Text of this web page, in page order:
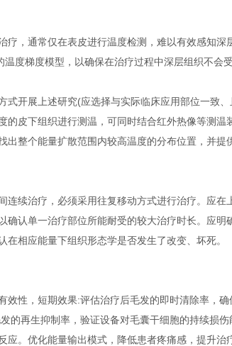
疗，通常仅在表皮进行温度检测，难以有效感知
度梯度模型，以确保在治疗过程中深层组织不会
式开展上述研究(应选择与实际临床应用部位一致
的皮下组织进行测温，可同时结合红外热像等测
出整个能量扩散范围内较高温度的分布位置，并提
连续治疗，必须采用往复移动方式进行治疗。应
确认单一治疗部位所能耐受的较大治疗时长。应明
相应能量下组织形态学是否发生了改变、坏死。
效性，短期效果:评估治疗后毛发的即时清除率，
的再生抑制率，验证设备对毛囊干细胞的持续损
应。优化能量输出模式，降低患者疼痛感，提升